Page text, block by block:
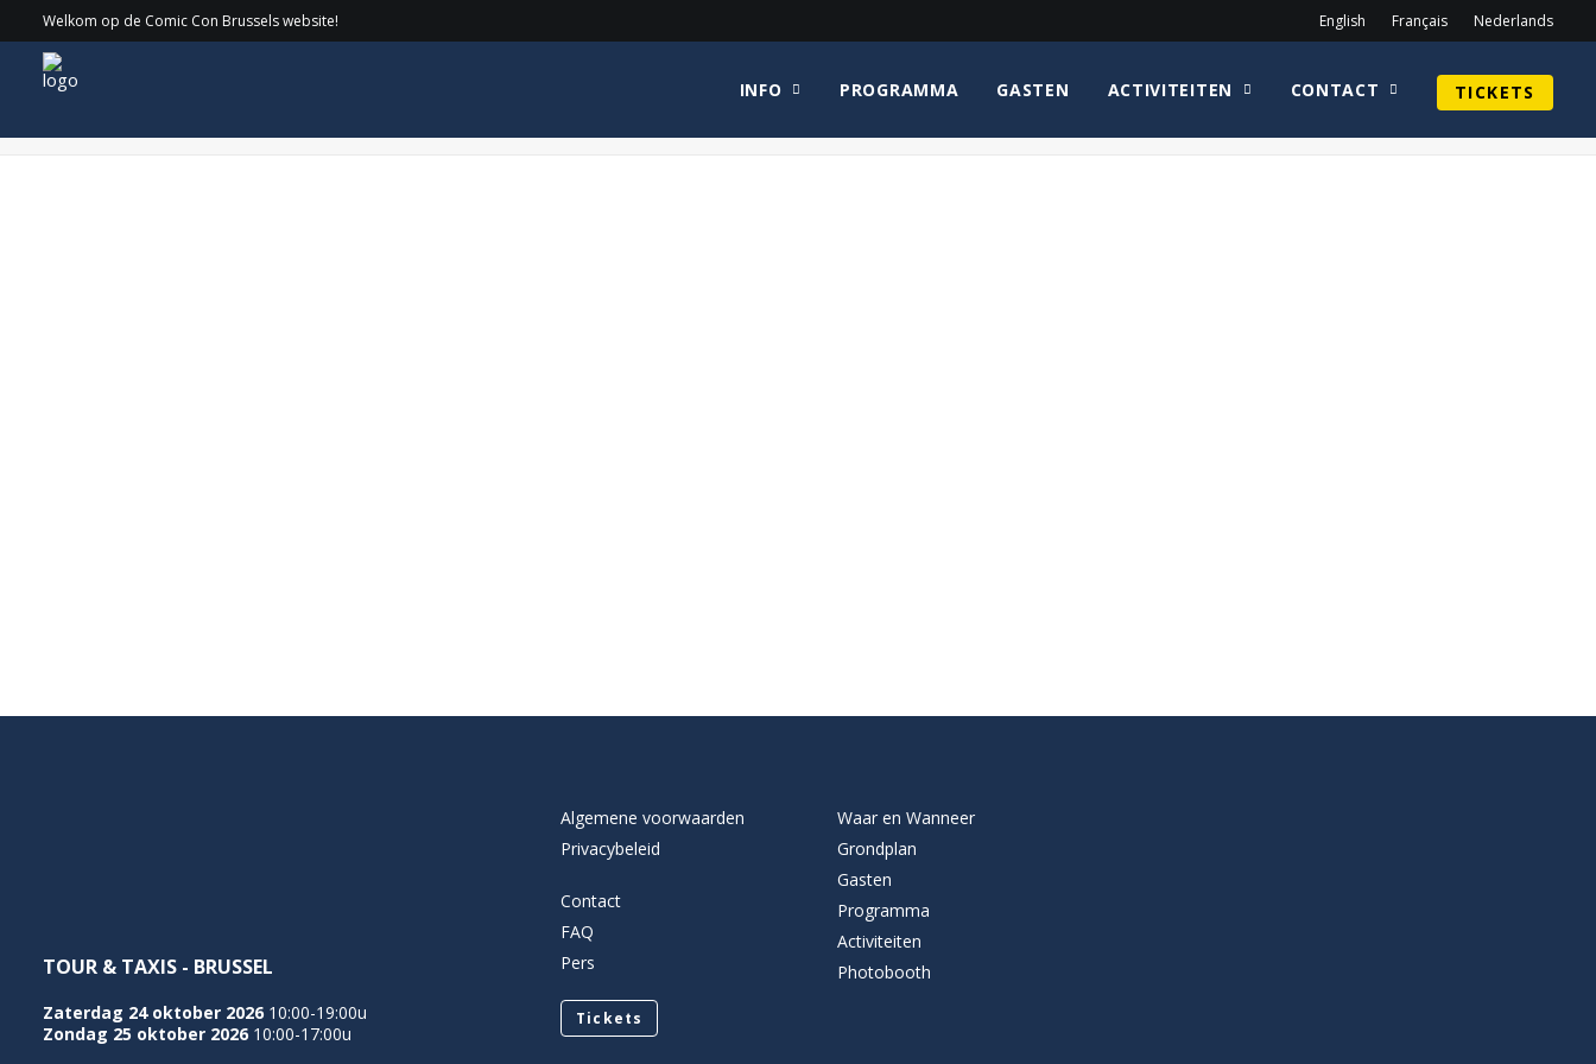
Welkom op de Comic Con Brussels website! English Français Nederlands
INFO PROGRAMMA GASTEN ACTIVITEITEN CONTACT TICKETS
knop_tickets Home knop_tickets knop_tickets
TOUR & TAXIS - BRUSSEL
Zaterdag 24 oktober 2026 10:00-19:00u
Zondag 25 oktober 2026 10:00-17:00u
Algemene voorwaarden
Privacybeleid
Contact
FAQ
Pers
Tickets
Waar en Wanneer
Grondplan
Gasten
Programma
Activiteiten
Photobooth